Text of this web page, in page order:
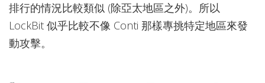
排行的情況比較類似 (除亞太地區之外)。所以
LockBit 似乎比較不像 Conti 那樣專挑特定地區來發
動攻擊。